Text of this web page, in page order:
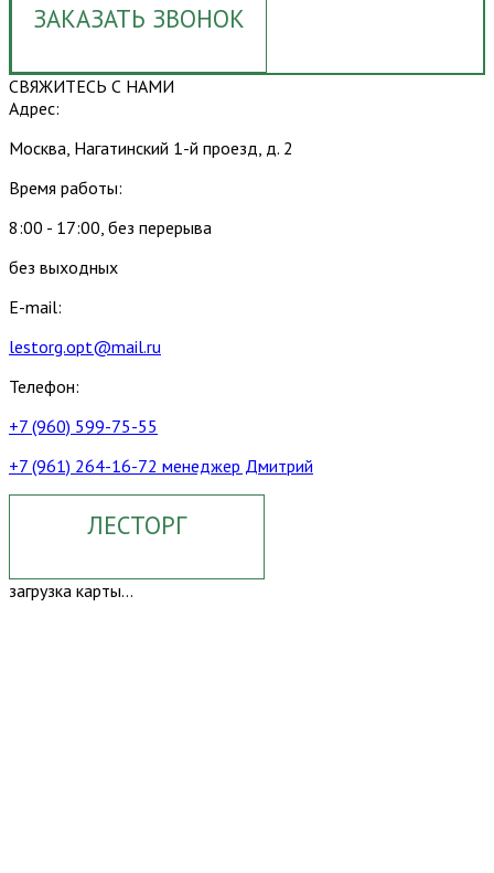
ЗАКАЗАТЬ ЗВОНОК
СВЯЖИТЕСЬ С НАМИ
Адрес:
Москва, Нагатинский 1-й проезд, д. 2
Время работы:
8:00 - 17:00, без перерыва
без выходных
E-mail:
lestorg.opt@mail.ru
Телефон:
+7 (960) 599-75-55
+7 (961) 264-16-72 менеджер Дмитрий
ЛЕСТОРГ
загрузка карты...